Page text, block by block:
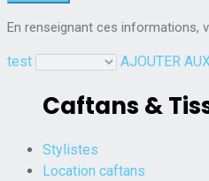
En renseignant ces informations,
test AJOUTER
Caftans &
Stylistes
Location caftans